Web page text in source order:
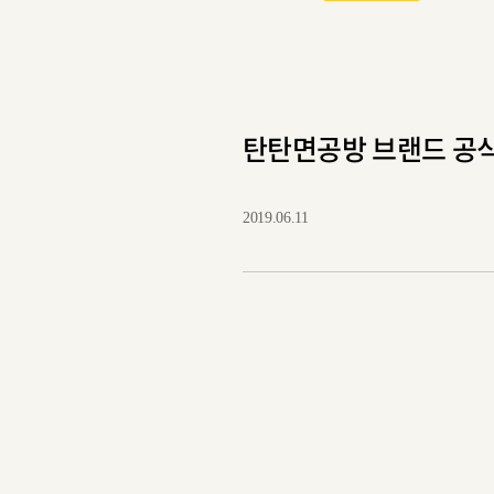
탄탄면공방 브랜드
2019.06.11